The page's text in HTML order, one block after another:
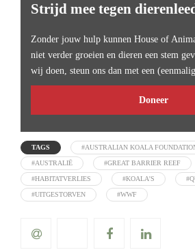
Strijd mee tegen
Zonder jouw hulp kunnen House of
niet verder groeien en dieren een stem
wij doen, steun ons dan met een
Doneer
TAGS #AUSTRALIAN KOALA
#AUSTRALIË #GREAT BARRIER REEF
#HABITATVERLIES #KOALA'S
#UITGESTORVEN #WWF